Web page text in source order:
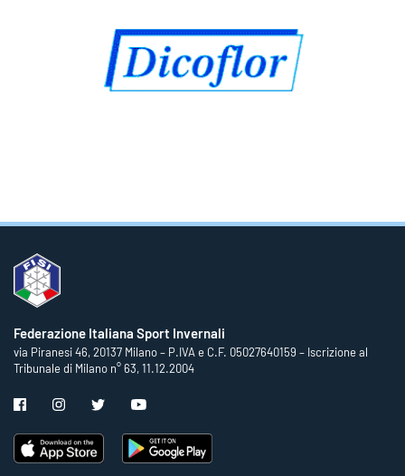
Federazione Italiana Sport Invernali
via Piranesi 46, 20137 Milano – P.IVA e C.F. 05027640159 – Iscrizione al
Tribunale di Milano n° 63, 11.12.2004